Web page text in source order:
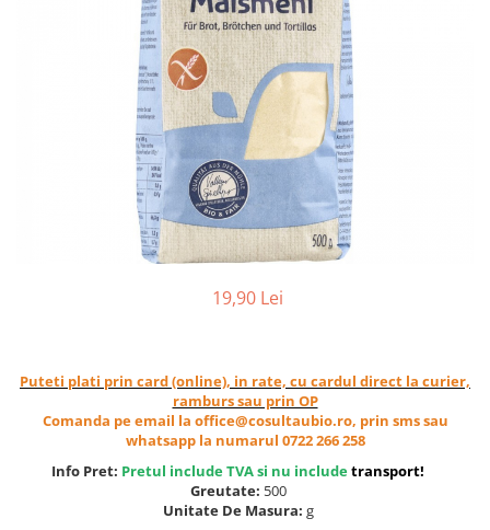
Ceaiuri diverse si accesorii
Vinuri, bere si alte bauturi
Siropuri naturale
Seminte din plante oleaginoase
Fructe si legume Bio
Alimente de baza
Cereale, fulgi din cereale, mic
19,90 Lei
Puteti plati prin card (online), in rate, cu cardul direct la curier,
ramburs sau prin OP
Comanda pe email la office@cosultaubio.ro, prin sms sau
whatsapp la numarul 0722 266 258
Info Pret: Pretul include TVA si nu includetransport!
Greutate: 500
Unitate De Masura: g